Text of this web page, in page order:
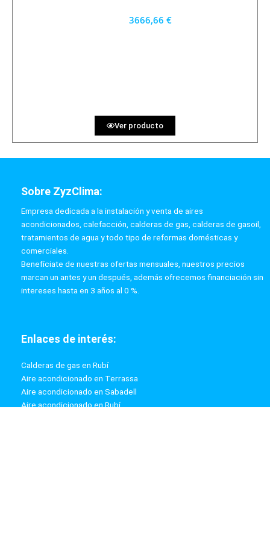
3666,66 €
Ver producto
Sobre ZyzClima:
Empresa dedicada a la instalación y venta de aires
acondicionados, calefacción, calderas de gas, calderas de gasoil,
tratamientos de agua y todo tipo de reformas domésticas y
comerciales.
Benefíciate de nuestras ofertas mensuales, nuestros precios
marcan un antes y un después, además ofrecemos financiación sin
intereses hasta en 3 años al 0 %.
Enlaces de interés:
Calderas de gas en Rubí
Aire acondicionado en Terrassa
Aire acondicionado en Sabadell
Aire acondicionado en Rubí